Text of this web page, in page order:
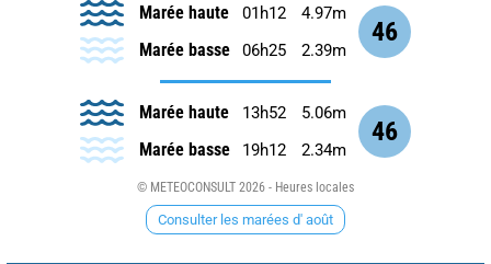
46
Marée haute 01h12 4.97m
Marée basse 06h25 2.39m
46
Marée haute 13h52 5.06m
Marée basse 19h12 2.34m
© METEOCONSULT 2026 - Heures locales
Consulter les marées d' août